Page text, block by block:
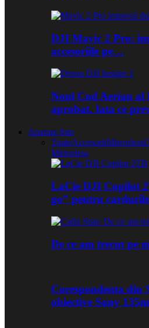
DJI Mavic 2 Pro:
accesoriile pe…
Noul Cod Aerian al
aprobat. Iata ce
Aparate foto
ToateAccesoriiMirrorless
Mirrorless
LaCie DJI Copilot
go” pentru
De ce am trecut pe
Corespondenta din
obiective Sony